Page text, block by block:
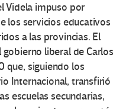
Videla impuso por
los servicios educativos
a las provincias. El
liberal de Carlos
que, siguiendo los
Internacional, transfirió
escuelas secundarias,